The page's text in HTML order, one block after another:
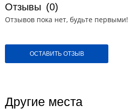
Отзывы (0)
Отзывов пока нет, будьте первыми!
ОСТАВИТЬ ОТЗЫВ
Другие места